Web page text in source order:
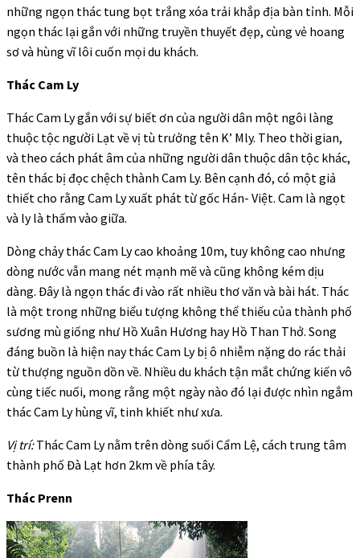
những ngọn thác tung bọt trắng xóa trải khắp địa bàn tỉnh. Mỗi
ngọn thác lại gắn với những truyền thuyết đẹp, cùng vẻ hoang
sơ và hùng vĩ lôi cuốn mọi du khách.
Thác Cam Ly
Thác Cam Ly gắn với sự biết ơn của người dân một ngôi làng
thuộc tộc người Lạt về vị tù trưởng tên K’ Mly. Theo thời gian,
và theo cách phát âm của những người dân thuộc dân tộc khác,
tên thác bị đọc chệch thành Cam Ly. Bên cạnh đó, có một giả
thiết cho rằng Cam Ly xuất phát từ gốc Hán- Việt. Cam là ngọt
và ly là thấm vào giữa.
Dòng chảy thác Cam Ly cao khoảng 10m, tuy không cao nhưng
dòng nước vẫn mang nét mạnh mẽ và cũng không kém dịu
dàng. Đây là ngọn thác đi vào rất nhiều thơ văn và bài hát. Thác
là một trong những biểu tượng không thể thiếu của thành phố
sương mù giống như Hồ Xuân Hương hay Hồ Than Thở. Song
đáng buồn là hiện nay thác Cam Ly bị ô nhiễm nặng do rác thải
từ thượng nguồn dồn về. Nhiều du khách tận mắt chứng kiến vô
cùng tiếc nuối, mong rằng một ngày nào đó lại được nhìn ngắm
thác Cam Ly hùng vĩ, tinh khiết như xưa.
Vị trí:Thác Cam Ly nằm trên dòng suối Cẩm Lệ, cách trung tâm
thành phố Đà Lạt hơn 2km về phía tây.
Thác Prenn